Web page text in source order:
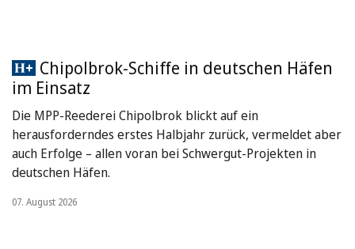
Chipolbrok-Schiffe in deutschen Häfen
im Einsatz
Die MPP-Reederei Chipolbrok blickt auf ein
herausforderndes erstes Halbjahr zurück, vermeldet aber
auch Erfolge – allen voran bei Schwergut-Projekten in
deutschen Häfen.
07. August 2026